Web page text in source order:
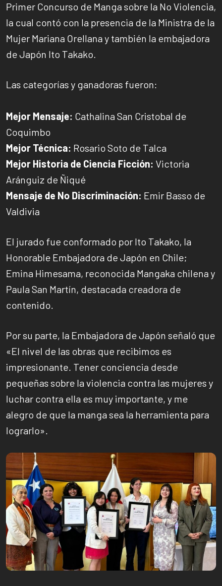
Primer Concurso de Manga sobre la No Violencia,
la cual contó con la presencia de la Ministra de la
Mujer Mariana Orellana y también la embajadora
de Japón Ito Takako.
Las categorías y ganadoras fueron:
Mejor Mensaje: Cathalina San Cristobal de
Coquimbo
Mejor Técnica: Rosario Soto de Talca
Mejor Historia de Ciencia Ficción: Victoria
Aránguiz de Ñiqué
Mensaje de No Discriminación: Emir Basso de
Valdivia
El jurado fue conformado por Ito Takako, la
Honorable Embajadora de Japón en Chile;
Emina Himesama, reconocida Mangaka chilena y
Paula San Martín, destacada creadora de
contenido.
Por su parte, la Embajadora de Japón señaló que
«El nivel de las obras que recibimos es
impresionante. Tener conciencia desde
pequeñas sobre la violencia contra las mujeres y
luchar contra ella es muy importante, y me
alegro de que la manga sea la herramienta para
lograrlo».